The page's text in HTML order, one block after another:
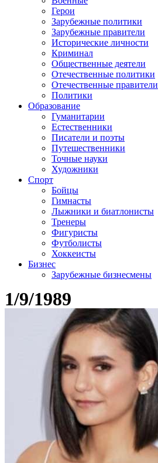
Герои
Зарубежные политики
Зарубежные правители
Исторические личности
Криминал
Общественные деятели
Отечественные политики
Отечественные правители
Политики
Образование
Гуманитарии
Естественники
Писатели и поэты
Путешественники
Точные науки
Художники
Спорт
Бойцы
Гимнасты
Лыжники и биатлонисты
Тренеры
Фигуристы
Футболисты
Хоккеисты
Бизнес
Зарубежные бизнесмены
1/9/1989